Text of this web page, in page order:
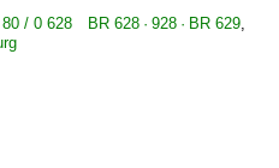
/ 0 628 BR 628 · 928 · BR 629,